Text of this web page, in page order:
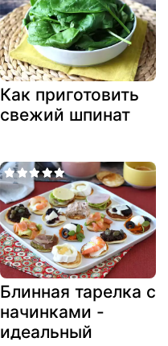
Как приготовить
свежий шпинат
Блинная тарелка с
начинками -
идеальный